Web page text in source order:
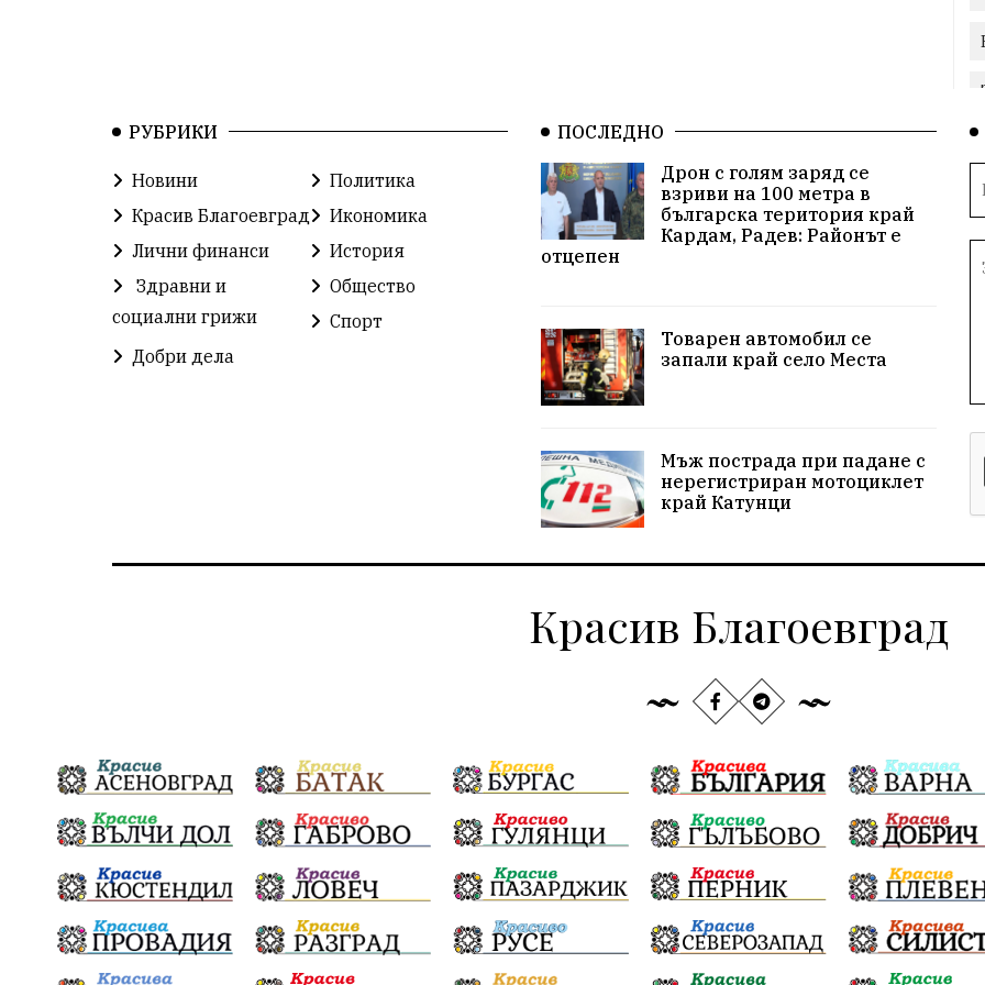
РУБРИКИ
Новини
Политика
Красив Благоевград
Икономика
Лични финанси
История
Здравни и
социални грижи
Общество
Спорт
Добри дела
ПОСЛЕДНО
Дрон с голям заряд се
взриви на 100 метра в
българска територия край
Кардам, Радев: Районът е
отцепен
Товарен автомобил се
запали край село Места
Мъж пострада при падане с
нерегистриран мотоциклет
край Катунци
Красив Благоевград